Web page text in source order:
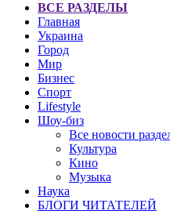
ВСЕ РАЗДЕЛЫ
Главная
Украина
Город
Мир
Бизнес
Спорт
Lifestyle
Шоу-биз
Все новости
Культура
Кино
Музыка
Наука
БЛОГИ ЧИТАТЕЛЕЙ